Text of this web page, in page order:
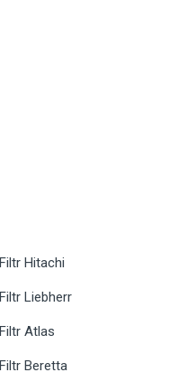
Filtr Hitachi
Filtr Liebherr
Filtr Atlas
Filtr Beretta